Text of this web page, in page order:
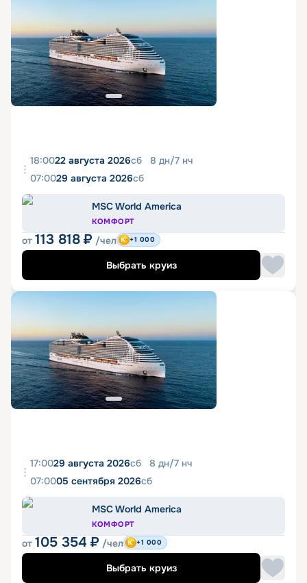
18:0022 августа 2026сб 8 дн/7 нч
07:0029 августа 2026сб
MSC World America
КОМФОРТ
от 113 818 ₽ /чел +1 000
Выбрать круиз
17:0029 августа 2026сб 8 дн/7 нч
07:0005 сентября 2026сб
MSC World America
КОМФОРТ
от 105 354 ₽ /чел +1 000
Выбрать круиз